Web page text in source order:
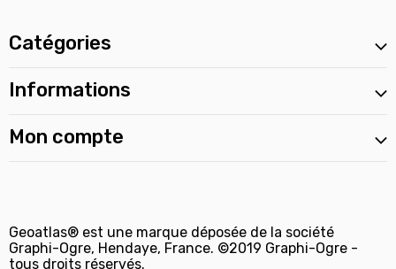
Catégories
Informations
Mon compte
Geoatlas® est une marque déposée de la société
Graphi-Ogre, Hendaye, France. ©2019 Graphi-Ogre -
tous droits réservés.